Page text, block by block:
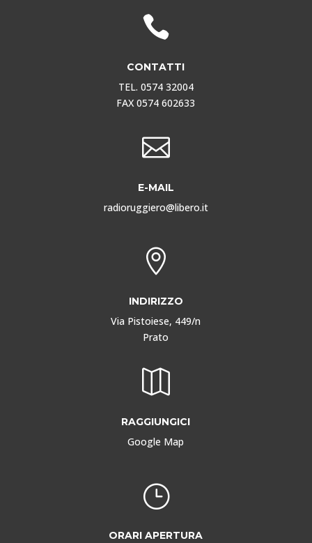

CONTATTI
TEL. 0574 32004
FAX 0574 602633

E-MAIL
radioruggiero@libero.it

INDIRIZZO
Via Pistoiese, 449/n
Prato

RAGGIUNGICI
Google Map
}
ORARI APERTURA